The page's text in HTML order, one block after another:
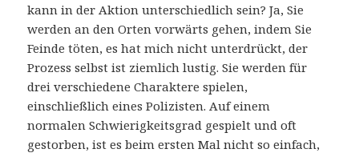
kann in der Aktion unterschiedlich sein? Ja, Sie
werden an den Orten vorwärts gehen, indem Sie
Feinde töten, es hat mich nicht unterdrückt, der
Prozess selbst ist ziemlich lustig. Sie werden für
drei verschiedene Charaktere spielen,
einschließlich eines Polizisten. Auf einem
normalen Schwierigkeitsgrad gespielt und oft
gestorben, ist es beim ersten Mal nicht so einfach,